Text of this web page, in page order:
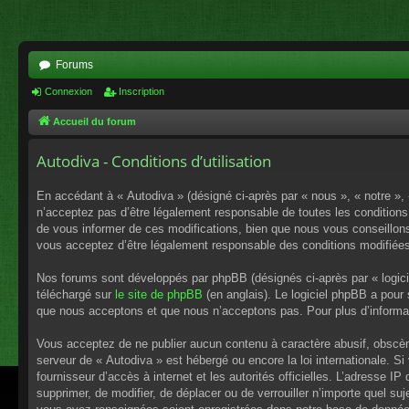
Forums
Connexion Inscription
Accueil du forum
Autodiva - Conditions d’utilisation
En accédant à « Autodiva » (désigné ci-après par « nous », « notre
n’acceptez pas d’être légalement responsable de toutes les
de vous informer de ces modifications, bien que nous vous
vous acceptez d’être légalement responsable des conditions
Nos forums sont développés par phpBB (désignés ci-après par «
téléchargé sur le site de phpBB (en anglais). Le logiciel phpBB a
que nous acceptons et que nous n’acceptons pas. Pour plus
Vous acceptez de ne publier aucun contenu à caractère abusif,
serveur de « Autodiva » est hébergé ou encore la loi internationale.
fournisseur d’accès à internet et les autorités officielles. L’adresse
supprimer, de modifier, de déplacer ou de verrouiller n’importe quel